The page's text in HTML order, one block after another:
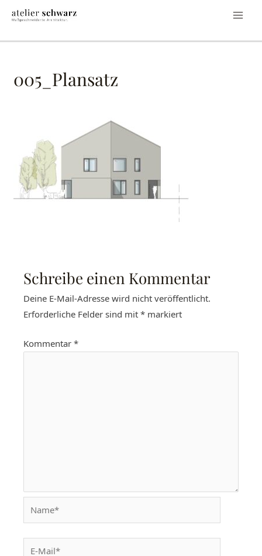
005_Plansatz
Schreibe einen Kommentar
Deine E-Mail-Adresse wird nicht veröffentlicht.
Erforderliche Felder sind mit* markiert
Kommentar*